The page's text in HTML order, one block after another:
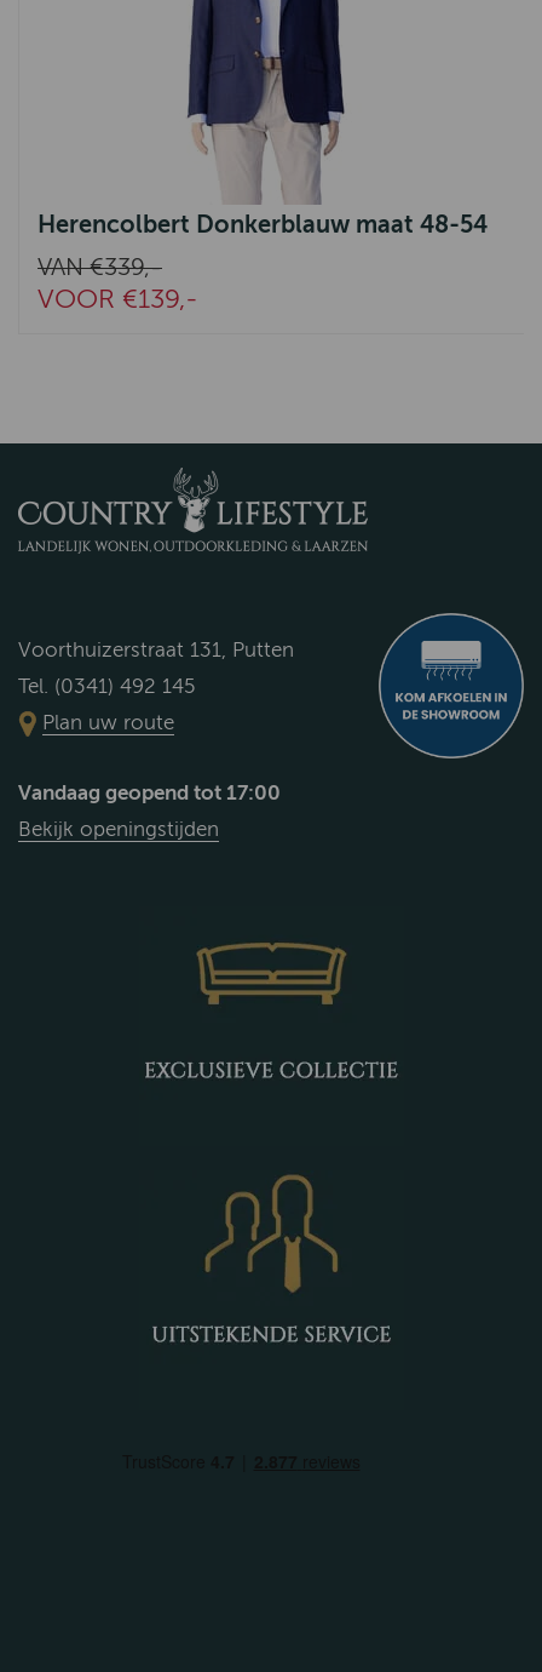
Herencolbert Donkerblauw maat 48-54
VAN €339,-
VOOR €139,-
Voorthuizerstraat 131, Putten
Tel. (0341) 492 145
Plan uw route
Vandaag geopend tot 17:00
Bekijk openingstijden